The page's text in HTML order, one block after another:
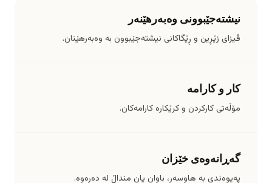
نیشتەجێبوونی وەبەرهێنەر
ڤیزای زێڕین و ڕێگاکانی نیشتەجێبوون بە وەبەرهێنان.
کار و کارامە
مۆڵەتی کارکردن و کرێکارە کارامەکان.
گەڕانەوەی خێزان
پەیوەندی بە هاوسەر، باوان یان منداڵ لە دەرەوە.